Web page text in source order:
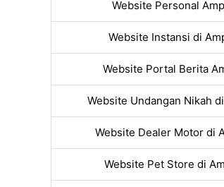
Website Personal
Website Instansi di
Website Portal Berita
Website Undangan Nikah
Website Dealer Motor di
Website Pet Store di